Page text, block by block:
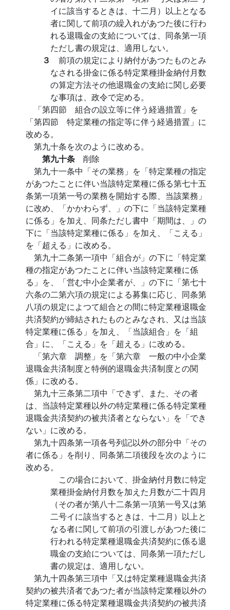
イに該当するときは、十二月）以上となる
者に関して前項の繰入れがあつた後に行わ
れる退職金の支給については、同条第一項
ただし書の規定は、適用しない。
３ 前項の規定により納付があつたものとみ
なされる掛金に係る特定業種掛金納付月数
の算定方法その他退職金の支給に関し必要
な事項は、政令で定める。
「第四節 組合の設立等に伴う経過措置」を
「第四節 特定業種の指定等に伴う経過措置」に
改める。
第九十条を次のように改める。
第九十条 削除
第九十一条中「その業務」を「特定業種の指定
があつたことに伴い当該特定業種に係る第七十五
条第一項第一号の業務を開始する際、当該業務」
に改め、「かかわらず、」の下に「当該特定業種
に係る」を加え、同条ただし書中「期間は、」の
下に「当該特定業種に係る」を加え、「こえる」
を「超える」に改める。
第九十二条第一項中「組合が」の下に「特定業
種の指定があつたことに伴い当該特定業種に係
る」を、「営む中小企業者が、」の下に「第七十
六条の二第六項の規定による募集に応じ、同条第
八項の規定によつて組合との間に特定業種退職金
共済契約が締結されたものとみなされ、又は当該
特定業種に係る」を加え、「当該組合」を「組
合」に、「こえる」を「超える」に改める。
「第六章 調整」を「第六章 一般の中小企業
退職金共済制度と特例的退職金共済制度との関
係」に改める。
第九十三条第二項中「できず、また、その者
は、当該特定業種以外の特定業種に係る特定業種
退職金共済契約の被共済者とならない」を「でき
ない」に改める。
第九十四条第一項各号列記以外の部分中「その
者に係る」を削り、同条第二項後段を次のように
改める。
この場合において、掛金納付月数に特定
業種掛金納付月数を加えた月数が二十四月
（その者が第八十二条第一項第一号又は第
二号イに該当するときは、十二月）以上と
なる者に関して前項の引渡しがあつた後に
行われる特定業種退職金共済契約に係る退
職金の支給については、同条第一項ただし
書の規定は、適用しない。
第九十四条第三項中「又は特定業種退職金共済
契約の被共済者であつた者が当該特定業種以外の
特定業種に係る特定業種退職金共済契約の被共済